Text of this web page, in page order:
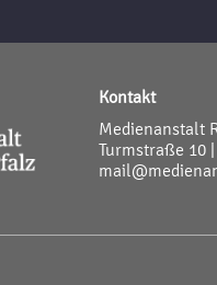
Kontakt
Medienanstalt
Turmstraße 10